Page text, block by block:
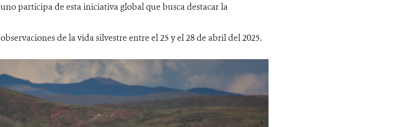
participa de esta iniciativa global que busca destacar la
de la vida silvestre entre el 25 y el 28 de abril del 2025.